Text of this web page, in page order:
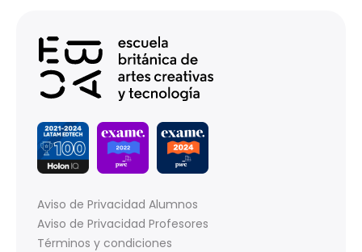
Aviso de Privacidad Alumnos
Aviso de Privacidad Profesores
Términos y condiciones